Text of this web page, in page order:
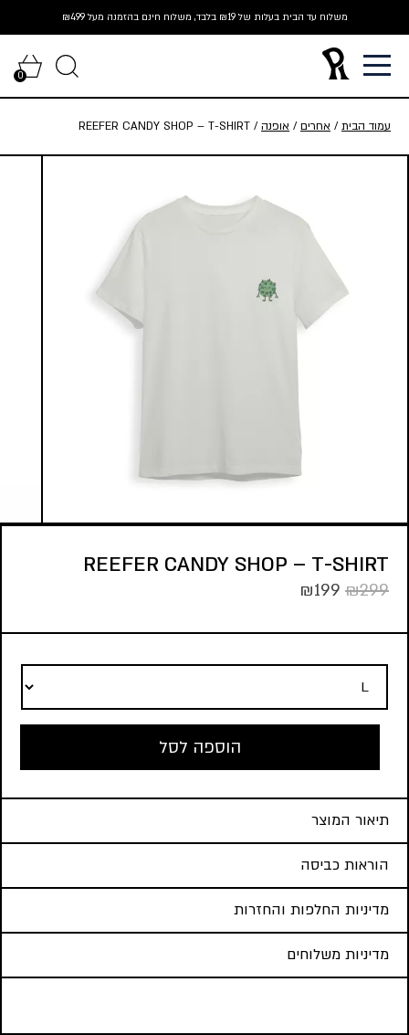
to
content
משלוח עד הבית בעלות של ₪19 בלבד, משלוח חינם בהזמנה מעל ₪499
0
עמוד הבית/ אחרים/ אופנה/ REEFER CANDY SHOP – T-SHIRT
REEFER CANDY SHOP – T-SHIRT
₪299
₪199
הוספה לסל
תיאור המוצר
הוראות כביסה
מדיניות החלפות והחזרות
מדיניות משלוחים